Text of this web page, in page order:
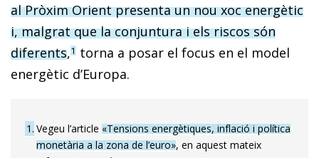
al Pròxim Orient presenta un nou xoc energètic
i, malgrat que la conjuntura i els riscos són
diferents,1 torna a posar el focus en el model
energètic d’Europa.
1 Vegeu l’article «Tensions energètiques, inflació i política
monetària a la zona de l’euro», en aquest mateix